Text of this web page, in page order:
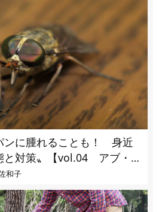
ンに腫れることも！ 身近
と対策〟【vol.04 アブ・ブ
和子